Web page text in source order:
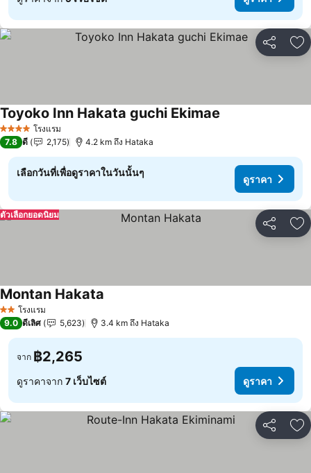
แชร์ เ
4 ดาว โรงแรม
Toyoko Inn Hakata guchi Ekimae
7.8 ดี 2,175 4.2 km ถึง Hataka
เลือกวันที่เพื่อดูราคาในวันนั้นๆ
ดูราคา
แชร์ เ
ตัวเลือกยอดนิยม
2 ดาวโรงแรม
Montan Hakata
9.0 ดีเลิศ 5,623 3.4 km ถึง Hataka
จาก ฿2,265
ดูราคาจาก 7 เว็บไซต์ ดูราคา
แชร์ เ